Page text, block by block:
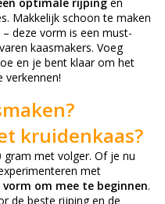
Makkelijk schoon te maken
deze vorm is een must-
kaasmakers. Voeg
en je bent klaar om het
verkennen!
kruidenkaas?
gram met volger. Of je nu
met
om mee te beginnen.
de beste rijping en de